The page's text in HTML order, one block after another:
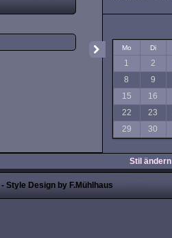
Mo Di
1 2
8
9
15
16
22
23
29
30
Stil ändern